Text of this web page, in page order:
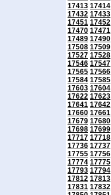
17413 17414
17432 17433
17451 17452
17470 17471
17489 17490
17508 17509
17527 17528
17546 17547
17565 17566
17584 17585
17603 17604
17622 17623
17641 17642
17660 17661
17679 17680
17698 17699
17717 17718
17736 17737
17755 17756
17774 17775
17793 17794
17812 17813
17831 17832